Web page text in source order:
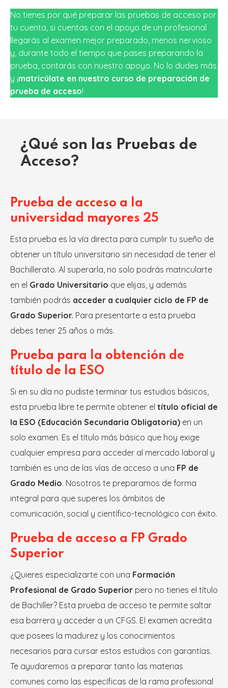
No tienes por qué preparar las pruebas de acceso por
tu cuenta, si cuentas con el apoyo de un profesional
llegarás al examen mejor preparado, menos nervioso
y, durante todo el tiempo que pases preparando la
prueba, contarás con nuestro apoyo. No lo dudes más
y ¡matricúlate en nuestro curso de preparación de
prueba de acceso!
¿Qué son las Pruebas de
Acceso?
Prueba de acceso a la
universidad mayores 25
Esta prueba es la vía directa para cumplir tu sueño de
obtener un título universitario sin necesidad de tener el
Bachillerato. Al superarla, no solo podrás matricularte
en el Grado Universitario que elijas, y además
también podrás acceder a cualquier ciclo de FP de
Grado Superior. Para presentarte a esta prueba
debes tener 25 años o más.
Prueba para la obtención de
título de la ESO
Si en su día no pudiste terminar tus estudios básicos,
esta prueba libre te permite obtener el título oficial de
la ESO (Educación Secundaria Obligatoria) en un
solo examen. Es el título más básico que hoy exige
cualquier empresa para acceder al mercado laboral y
también es una de las vías de acceso a una FP de
Grado Medio. Nosotros te preparamos de forma
integral para que superes los ámbitos de
comunicación, social y científico-tecnológico con éxito.
Prueba de acceso a FP Grado
Superior
¿Quieres especializarte con una Formación
Profesional de Grado Superior pero no tienes el título
de Bachiller? Esta prueba de acceso te permite saltar
esa barrera y acceder a un CFGS. El examen acredita
que posees la madurez y los conocimientos
necesarios para cursar estos estudios con garantías.
Te ayudaremos a preparar tanto las materias
comunes como las específicas de la rama profesional